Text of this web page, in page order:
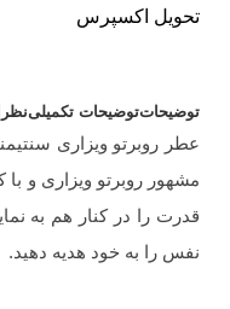
تحویل اکسپرس
توضیحاتتوضیحات تکمیلی
عطر روبرتو ویزاری
مشهور روبرتو ویزاری و
قدرت را در کنار هم به
نفس را به خود هدیه دهید.